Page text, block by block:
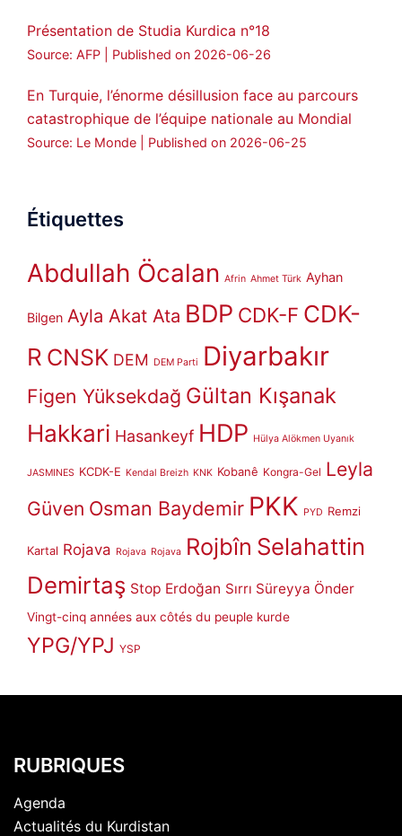
Présentation de Studia Kurdica n°18
Source: AFP Published on 2026-06-26
En Turquie, l’énorme désillusion face au parcours
catastrophique de l’équipe nationale au Mondial
Source: Le Monde Published on 2026-06-25
Étiquettes
Abdullah Öcalan Afrin Ahmet Türk Ayhan
Bilgen Ayla Akat Ata BDP CDK-F CDK-
R CNSK DEM DEM Parti Diyarbakır
Figen Yüksekdağ Gültan Kışanak
Hakkari Hasankeyf HDP Hülya Alökmen Uyanık
JASMINES KCDK-E Kendal Breizh KNK Kobanê Kongra-Gel Leyla
Güven Osman Baydemir PKK PYD Remzi
Kartal Rojava Rojava Rojava Rojbîn Selahattin
Demirtaş Stop Erdoğan Sırrı Süreyya Önder
Vingt-cinq années aux côtés du peuple kurde
YPG/YPJ YSP
RUBRIQUES
Agenda
Actualités du Kurdistan